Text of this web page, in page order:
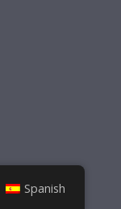
Spanish